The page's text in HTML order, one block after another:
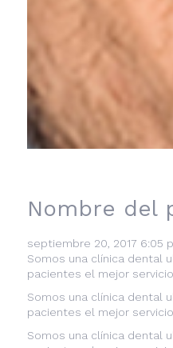
Nombre del
septiembre 20, 2017 6:05
Somos una clínica dental
pacientes el mejor servicio.
Somos una clínica dental
pacientes el mejor servicio.
Somos una clínica dental